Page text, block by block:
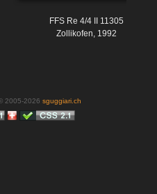
FFS Re 4/4 II 11305
Zollikofen, 1992
2005-2026 sguggiari.ch